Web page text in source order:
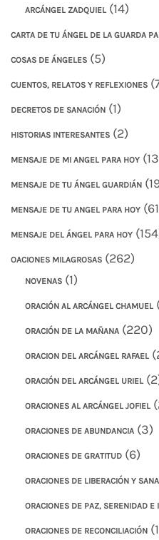
ARCÁNGEL ZADQUIEL (14)
CARTA DE TU ÁNGEL DE LA GUARDA
COSAS DE ÁNGELES (5)
CUENTOS, RELATOS Y REFLEXIONES
DECRETOS DE SANACIÓN (1)
HISTORIAS INTERESANTES (2)
MENSAJE DE MI ANGEL PARA HOY
MENSAJE DE TU ÁNGEL GUARDIÁN
MENSAJE DE TU ANGEL PARA HOY
MENSAJE DEL ÁNGEL PARA HOY
OACIONES MILAGROSAS (262)
NOVENAS (1)
ORACIÓN AL ARCÁNGEL CHAMUEL
ORACIÓN DE LA MAÑANA (220)
ORACION DEL ARCÁNGEL RAFAEL
ORACIÓN DEL ARCÁNGEL URIEL
ORACIONES AL ARCÁNGEL JOFIEL
ORACIONES DE ABUNDANCIA (3)
ORACIONES DE GRATITUD (6)
ORACIONES DE LIBERACIÓN Y
ORACIONES DE PAZ, SERENIDAD E
ORACIONES DE RECONCILIACIÓN